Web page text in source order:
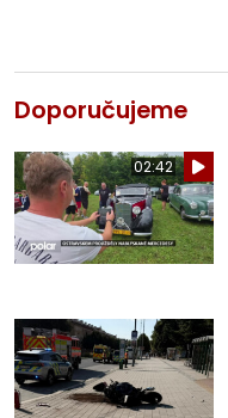
Doporučujeme
02:42